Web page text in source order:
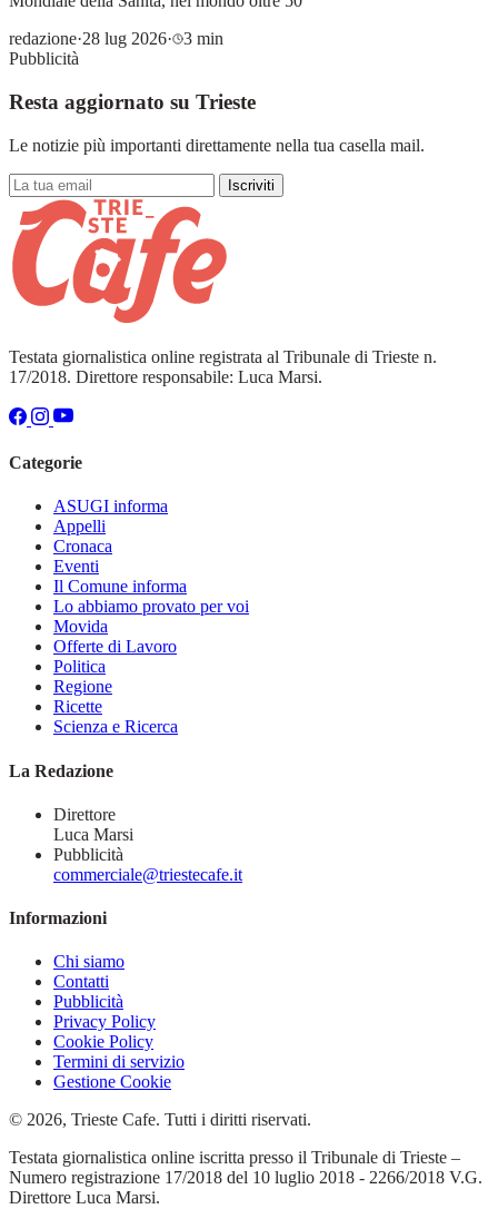
redazione·28 lug 2026·
3 min
Pubblicità
Resta aggiornato su Trieste
Le notizie più importanti direttamente nella tua casella mail.
Iscriviti
Testata giornalistica online registrata al Tribunale di Trieste n.
17/2018. Direttore responsabile: Luca Marsi.
Categorie
ASUGI informa
Appelli
Cronaca
Eventi
Il Comune informa
Lo abbiamo provato per voi
Movida
Offerte di Lavoro
Politica
Regione
Ricette
Scienza e Ricerca
La Redazione
Direttore
Luca Marsi
Pubblicità
commerciale@triestecafe.it
Informazioni
Chi siamo
Contatti
Pubblicità
Privacy Policy
Cookie Policy
Termini di servizio
Gestione Cookie
© 2026, Trieste Cafe. Tutti i diritti riservati.
Testata giornalistica online iscritta presso il Tribunale di Trieste –
Numero registrazione 17/2018 del 10 luglio 2018 - 2266/2018 V.G.
Direttore Luca Marsi.